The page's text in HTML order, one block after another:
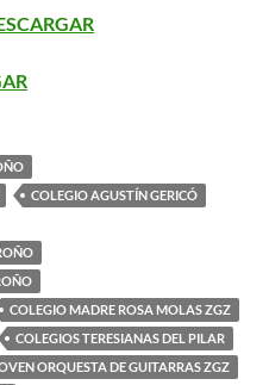
COLEGIO AGUSTÍN GERICÓ
COLEGIO MADRE ROSA MOLAS ZGZ
COLEGIOS TERESIANAS DEL PILAR
ORQUESTA DE GUITARRAS ZGZ